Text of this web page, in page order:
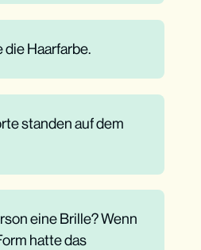
Haarfarbe.
standen auf dem
eine Brille? Wenn
hatte das